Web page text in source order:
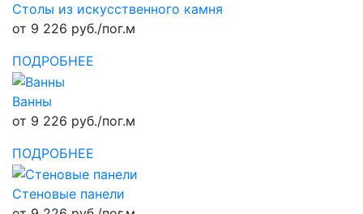
Столы из искусственного камня
от 9 226 руб./пог.м
ПОДРОБНЕЕ
Ванны
от 9 226 руб./пог.м
ПОДРОБНЕЕ
Стеновые панели